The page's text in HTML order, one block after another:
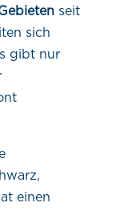
seit
sich
gibt nur
einen